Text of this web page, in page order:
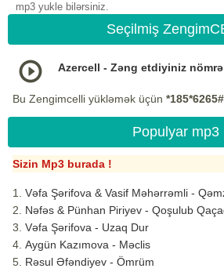
mp3 yukle bilərsiniz.
Seçilmiş
Azercell - Zəng etdiyiniz
Bu Zengimcelli yükləmək üçün
Populyar mp3
Sizin Mp3 burada !
Vəfa Şərifova & Vasif Məhərrəmli -
Nəfəs & Pünhan Piriyev - Qoşulub
Vəfa Şərifova - Uzaq Dur
Aygün Kazımova - Məclis
Rəsul Əfəndiyev - Ömrüm